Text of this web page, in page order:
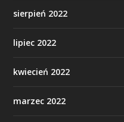
sierpień 2022
lipiec 2022
kwiecień 2022
marzec 2022